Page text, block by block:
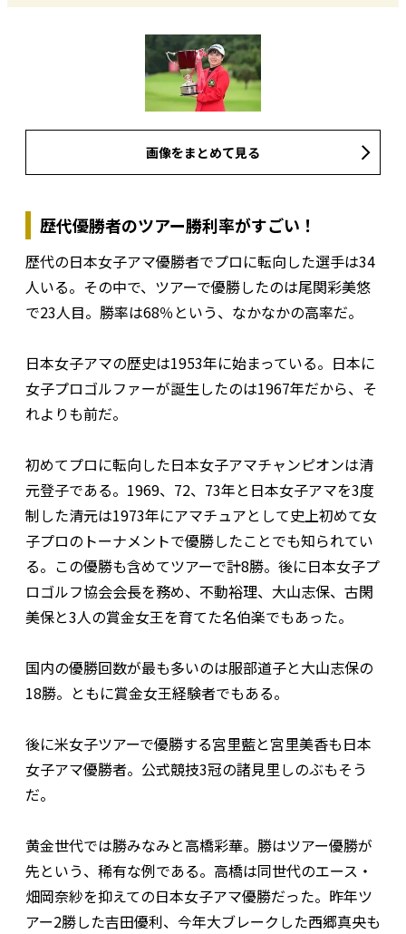
画像をまとめて見る
歴代優勝者のツアー勝利率がすごい！
歴代の日本女子アマ優勝者でプロに転向した選手は34
人いる。その中で、ツアーで優勝したのは尾関彩美悠
で23人目。勝率は68％という、なかなかの高率だ。
日本女子アマの歴史は1953年に始まっている。日本に
女子プロゴルファーが誕生したのは1967年だから、そ
れよりも前だ。
初めてプロに転向した日本女子アマチャンピオンは清
元登子である。1969、72、73年と日本女子アマを3度
制した清元は1973年にアマチュアとして史上初めて女
子プロのトーナメントで優勝したことでも知られてい
る。この優勝も含めてツアーで計8勝。後に日本女子プ
ロゴルフ協会会長を務め、不動裕理、大山志保、古閑
美保と3人の賞金女王を育てた名伯楽でもあった。
国内の優勝回数が最も多いのは服部道子と大山志保の
18勝。ともに賞金女王経験者でもある。
後に米女子ツアーで優勝する宮里藍と宮里美香も日本
女子アマ優勝者。公式競技3冠の諸見里しのぶもそう
だ。
黄金世代では勝みなみと高橋彩華。勝はツアー優勝が
先という、稀有な例である。高橋は同世代のエース・
畑岡奈紗を抑えての日本女子アマ優勝だった。昨年ツ
アー2勝した吉田優利、今年大ブレークした西郷真央も